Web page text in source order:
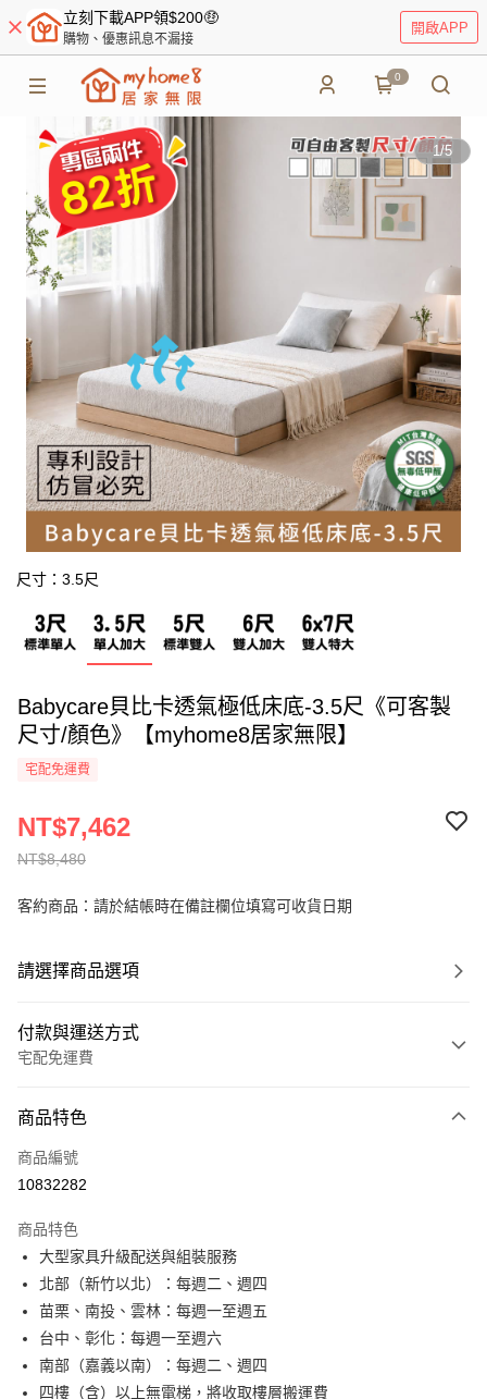
立刻下載APP領$200🤑
購物、優惠訊息不漏接
開啟APP
0
1/5
尺寸：3.5尺
Babycare貝比卡透氣極低床底-3.5尺《可客製
尺寸/顏色》【myhome8居家無限】
宅配免運費
NT$8,480
NT$7,462
客約商品：請於結帳時在備註欄位填寫可收貨日期
請選擇商品選項
付款與運送方式
宅配免運費
信用卡一次付款
信用卡分期付款
合作金庫商業銀行
華南商業銀行
上海商業儲蓄銀行
台北富邦商業銀行
國泰世華商業銀行
兆豐國際商業銀行
臺灣中小企業銀行
匯豐（台灣）商業銀行
聯邦商業銀行
6 期 0 利率 每期
華南商業銀行
彰化商業銀行
上海商業儲蓄銀行
台北富邦商業銀行
國泰世華商業銀行
臺灣中小企業銀行
台中商業銀行
匯豐（台灣）商業銀行
華泰商業銀行
LINE Pay
Apple Pay
街口支付
商品特色
商品編號
10832282
商品特色
大型家具升級配送與組裝服務
北部（新竹以北）：每週二、週四
苗栗、南投、雲林：每週一至週五
台中、彰化：每週一至週六
南部（嘉義以南）：每週二、週四
四樓（含）以上無電梯，將收取樓層搬運費